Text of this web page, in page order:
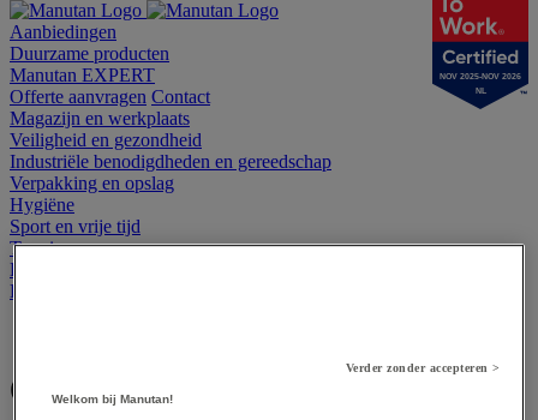
Aanbiedingen
Duurzame producten
Manutan EXPERT
Offerte aanvragen Contact
Magazijn en werkplaats
Veiligheid en gezondheid
Industriële benodigdheden en gereedschap
Verpakking en opslag
Hygiëne
Sport en vrije tijd
Terrein
Kantoor
Horeca
Goal-zero
NOV 2025-NOV 2026
NL
Verder zonder accepteren >
Welkom bij Manutan!